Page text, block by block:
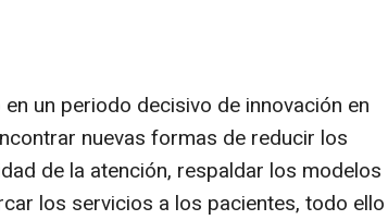
un periodo decisivo de innovación en
nuevas formas de reducir los
de la atención, respaldar los modelos
los servicios a los pacientes, todo ello